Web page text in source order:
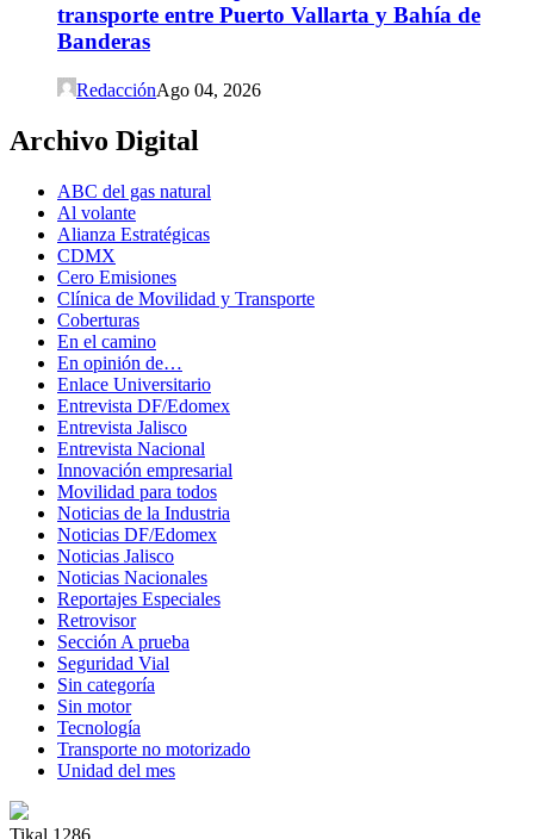
transporte entre Puerto Vallarta y Bahía de
Banderas
RedacciónAgo 04, 2026
Archivo Digital
ABC del gas natural
Al volante
Alianza Estratégicas
CDMX
Cero Emisiones
Clínica de Movilidad y Transporte
Coberturas
En el camino
En opinión de…
Enlace Universitario
Entrevista DF/Edomex
Entrevista Jalisco
Entrevista Nacional
Innovación empresarial
Movilidad para todos
Noticias de la Industria
Noticias DF/Edomex
Noticias Jalisco
Noticias Nacionales
Reportajes Especiales
Retrovisor
Sección A prueba
Seguridad Vial
Sin categoría
Sin motor
Tecnología
Transporte no motorizado
Unidad del mes
Tikal 1286,